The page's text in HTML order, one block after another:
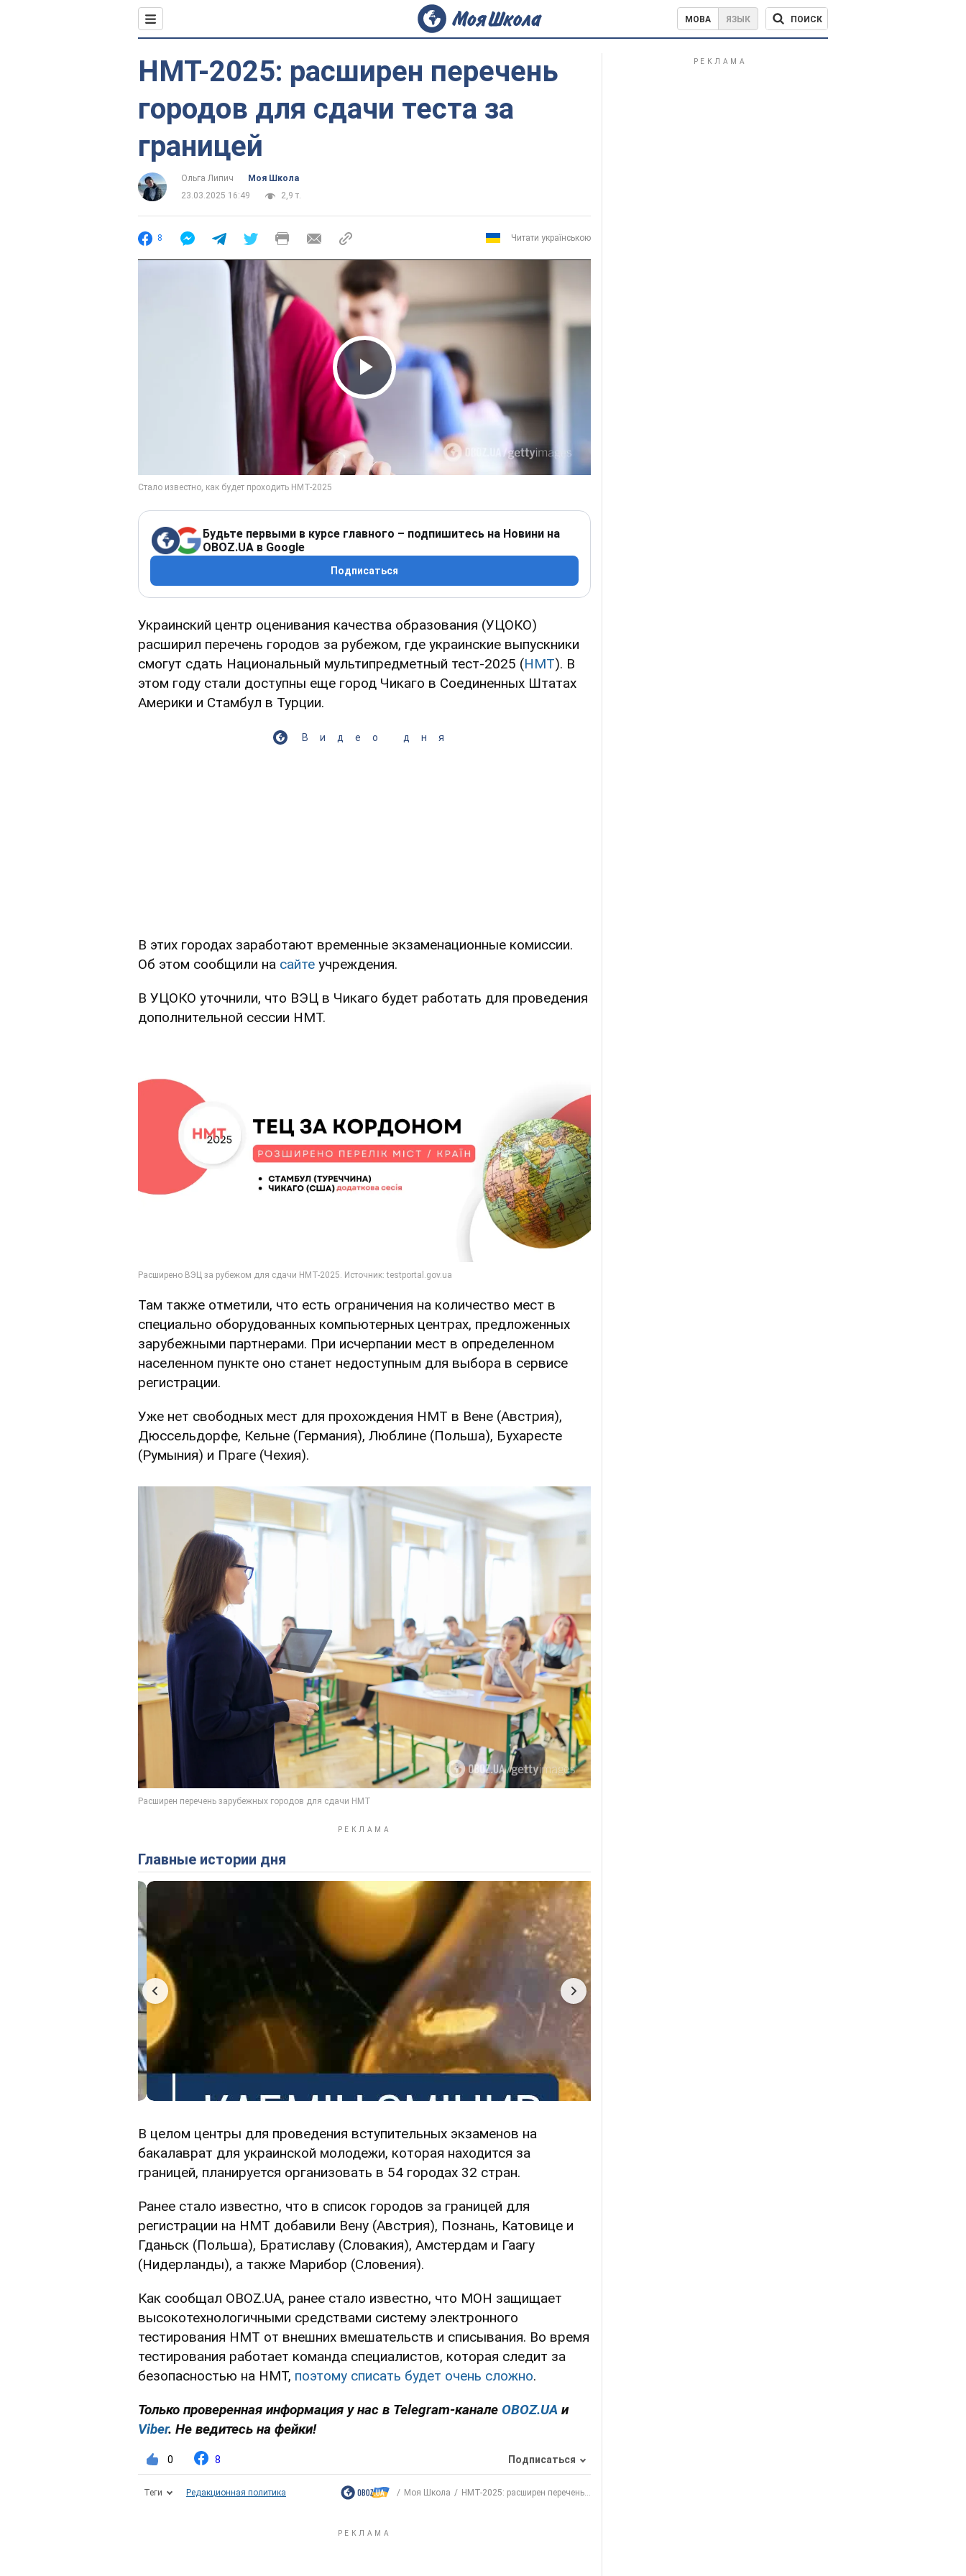
МОВА ЯЗЫК ПОИСК
НМТ-2025: расширен перечень
городов для сдачи теста за
границей
Ольга Липич
Моя Школа
23.03.2025 16:49
2,9 т.
8 Читати українською
Play Video
Будьте первыми в курсе главного – подпишитесь на Новини на
OBOZ.UA в Google
Подписаться
Украинский центр оценивания качества образования (УЦОКО)
расширил перечень городов за рубежом, где украинские выпускники
смогут сдать Национальный мультипредметный тест-2025 (НМТ). В
этом году стали доступны еще город Чикаго в Соединенных Штатах
Америки и Стамбул в Турции.
Видео дня
В этих городах заработают временные экзаменационные комиссии.
Об этом сообщили на сайте учреждения.
В УЦОКО уточнили, что ВЭЦ в Чикаго будет работать для проведения
дополнительной сессии НМТ.
Там также отметили, что есть ограничения на количество мест в
специально оборудованных компьютерных центрах, предложенных
зарубежными партнерами. При исчерпании мест в определенном
населенном пункте оно станет недоступным для выбора в сервисе
регистрации.
Уже нет свободных мест для прохождения НМТ в Вене (Австрия),
Дюссельдорфе, Кельне (Германия), Люблине (Польша), Бухаресте
(Румыния) и Праге (Чехия).
Главные истории дня
В целом центры для проведения вступительных экзаменов на
бакалаврат для украинской молодежи, которая находится за
границей, планируется организовать в 54 городах 32 стран.
Ранее стало известно, что в список городов за границей для
регистрации на НМТ добавили Вену (Австрия), Познань, Катовице и
Гданьск (Польша), Братиславу (Словакия), Амстердам и Гаагу
(Нидерланды), а также Марибор (Словения).
Как сообщал OBOZ.UA, ранее стало известно, что МОН защищает
высокотехнологичными средствами систему электронного
тестирования НМТ от внешних вмешательств и списывания. Во время
тестирования работает команда специалистов, которая следит за
безопасностью на НМТ, поэтому списать будет очень сложно.
Только проверенная информация у нас в Telegram-канале OBOZ.UA и
Viber. Не ведитесь на фейки!
0 8 Подписаться
Теги Редакционная политика Моя Школа НМТ-2025: расширен перечень...